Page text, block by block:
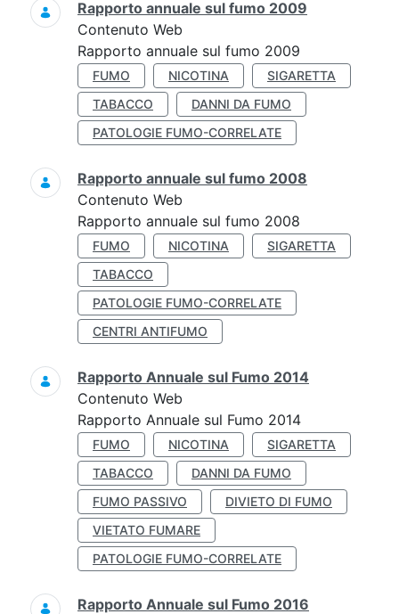
Rapporto annuale sul fumo 2009
Contenuto Web
Rapporto annuale sul fumo 2009
FUMO NICOTINA
SIGARETTA
TABACCO
DANNI DA FUMO
PATOLOGIE FUMO-CORRELATE
Rapporto annuale sul fumo 2008
Contenuto Web
Rapporto annuale sul fumo 2008
FUMO NICOTINA
SIGARETTA
TABACCO
PATOLOGIE FUMO-CORRELATE
CENTRI ANTIFUMO
Rapporto Annuale sul Fumo 2014
Contenuto Web
Rapporto Annuale sul Fumo 2014
FUMO NICOTINA
SIGARETTA
TABACCO
DANNI DA FUMO
FUMO PASSIVO
DIVIETO DI FUMO
VIETATO FUMARE
PATOLOGIE FUMO-CORRELATE
Rapporto Annuale sul Fumo 2016